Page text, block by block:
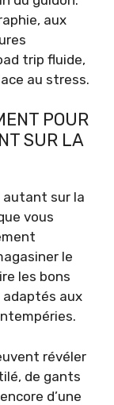
aux
trip fluide,
au stress.
POUR
SUR LA
autant sur la
vous
le
les bons
aux
révéler
de gants
d’une